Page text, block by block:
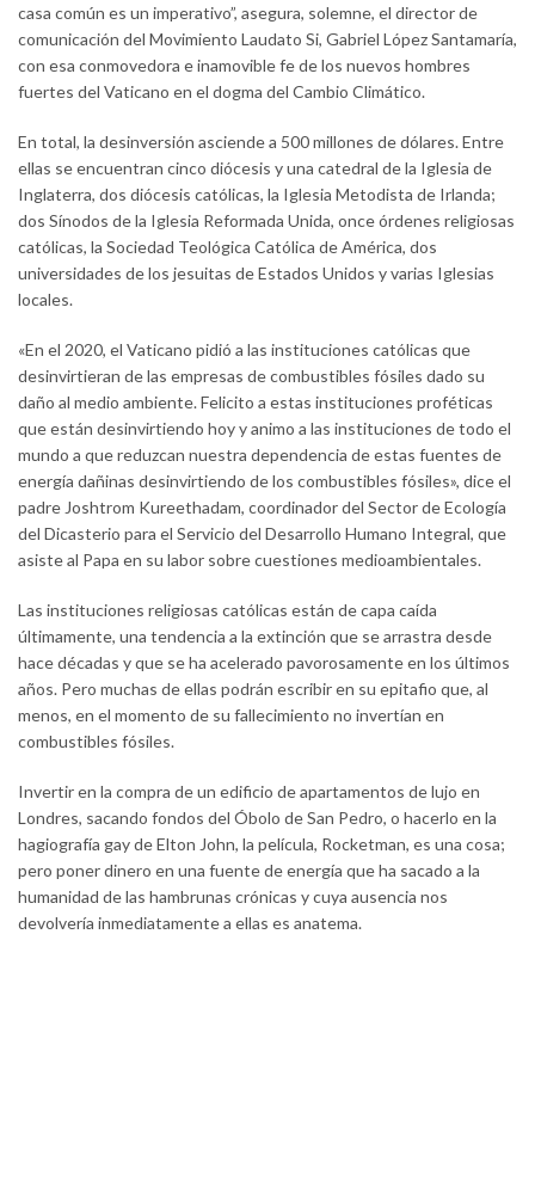
casa común es un imperativo”, asegura, solemne, el director de
comunicación del Movimiento Laudato Si, Gabriel López Santamaría,
con esa conmovedora e inamovible fe de los nuevos hombres
fuertes del Vaticano en el dogma del Cambio Climático.
En total, la desinversión asciende a 500 millones de dólares. Entre
ellas se encuentran cinco diócesis y una catedral de la Iglesia de
Inglaterra, dos diócesis católicas, la Iglesia Metodista de Irlanda;
dos Sínodos de la Iglesia Reformada Unida, once órdenes religiosas
católicas, la Sociedad Teológica Católica de América, dos
universidades de los jesuitas de Estados Unidos y varias Iglesias
locales.
«En el 2020, el Vaticano pidió a las instituciones católicas que
desinvirtieran de las empresas de combustibles fósiles dado su
daño al medio ambiente. Felicito a estas instituciones proféticas
que están desinvirtiendo hoy y animo a las instituciones de todo el
mundo a que reduzcan nuestra dependencia de estas fuentes de
energía dañinas desinvirtiendo de los combustibles fósiles», dice el
padre Joshtrom Kureethadam, coordinador del Sector de Ecología
del Dicasterio para el Servicio del Desarrollo Humano Integral, que
asiste al Papa en su labor sobre cuestiones medioambientales.
Las instituciones religiosas católicas están de capa caída
últimamente, una tendencia a la extinción que se arrastra desde
hace décadas y que se ha acelerado pavorosamente en los últimos
años. Pero muchas de ellas podrán escribir en su epitafio que, al
menos, en el momento de su fallecimiento no invertían en
combustibles fósiles.
Invertir en la compra de un edificio de apartamentos de lujo en
Londres, sacando fondos del Óbolo de San Pedro, o hacerlo en la
hagiografía gay de Elton John, la película, Rocketman, es una cosa;
pero poner dinero en una fuente de energía que ha sacado a la
humanidad de las hambrunas crónicas y cuya ausencia nos
devolvería inmediatamente a ellas es anatema.